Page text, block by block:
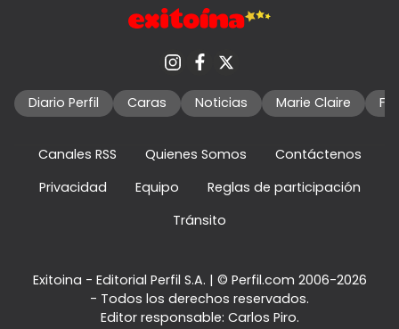
Diario Perfil Caras Noticias Marie Claire
Canales RSS Quienes Somos
Contáctenos
Privacidad
Equipo
Reglas de participación
Tránsito
Exitoina - Editorial Perfil S.A. | © Perfil.com 2006-2026
- Todos los derechos reservados.
Editor responsable: Carlos Piro.